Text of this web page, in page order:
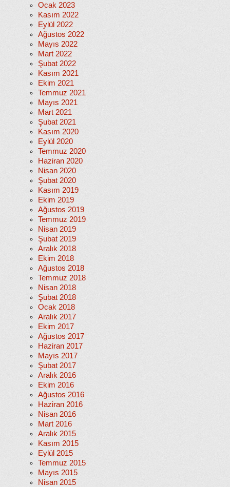
Ocak 2023
Kasım 2022
Eylül 2022
Ağustos 2022
Mayıs 2022
Mart 2022
Şubat 2022
Kasım 2021
Ekim 2021
Temmuz 2021
Mayıs 2021
Mart 2021
Şubat 2021
Kasım 2020
Eylül 2020
Temmuz 2020
Haziran 2020
Nisan 2020
Şubat 2020
Kasım 2019
Ekim 2019
Ağustos 2019
Temmuz 2019
Nisan 2019
Şubat 2019
Aralık 2018
Ekim 2018
Ağustos 2018
Temmuz 2018
Nisan 2018
Şubat 2018
Ocak 2018
Aralık 2017
Ekim 2017
Ağustos 2017
Haziran 2017
Mayıs 2017
Şubat 2017
Aralık 2016
Ekim 2016
Ağustos 2016
Haziran 2016
Nisan 2016
Mart 2016
Aralık 2015
Kasım 2015
Eylül 2015
Temmuz 2015
Mayıs 2015
Nisan 2015